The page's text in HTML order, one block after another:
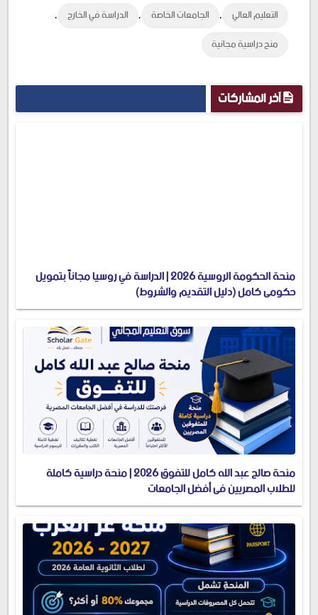
التعليم العالي , الجامعات الخاصة , الدراسة في الخارج ,
منح دراسية مجانية
آخر المشاركات
منحة الحكومة الروسية 2026 | الدراسة في روسيا مجاناً بتمويل
حكومي كامل (دليل التقديم والشروط)
منحة صالح عبد الله كامل للتفوق 2026 | منحة دراسية كاملة
للطلاب المصريين في أفضل الجامعات